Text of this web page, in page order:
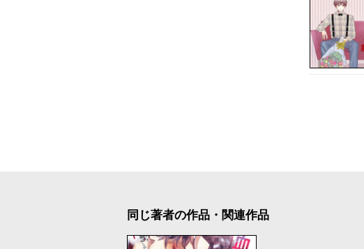
同じ著者の作品・関連作品